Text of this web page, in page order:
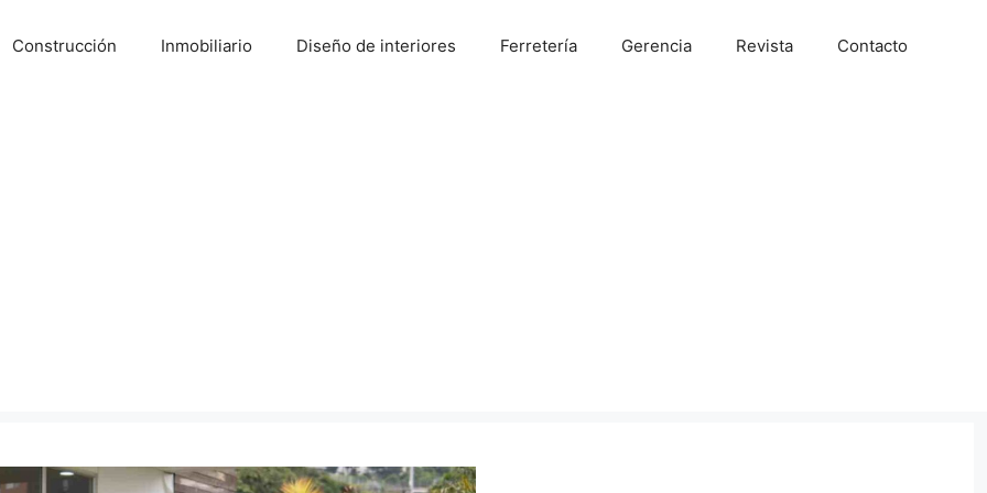
Construcción Inmobiliario Diseño de interiores Ferretería Gerencia Revista Contacto